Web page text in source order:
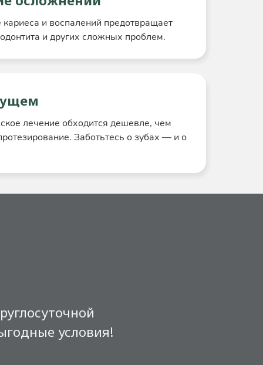
и воспалений предотвращает
и других сложных проблем.
лечение обходится дешевле, чем
Заботьтесь о зубах — и о
условия!